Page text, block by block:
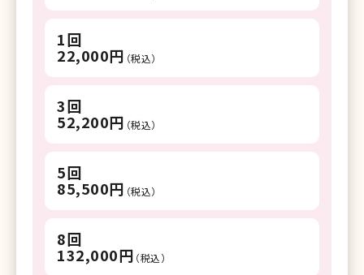
1回
22,000円 （税込）
3回
52,200円 （税込）
5回
85,500円 （税込）
8回
132,000円 （税込）